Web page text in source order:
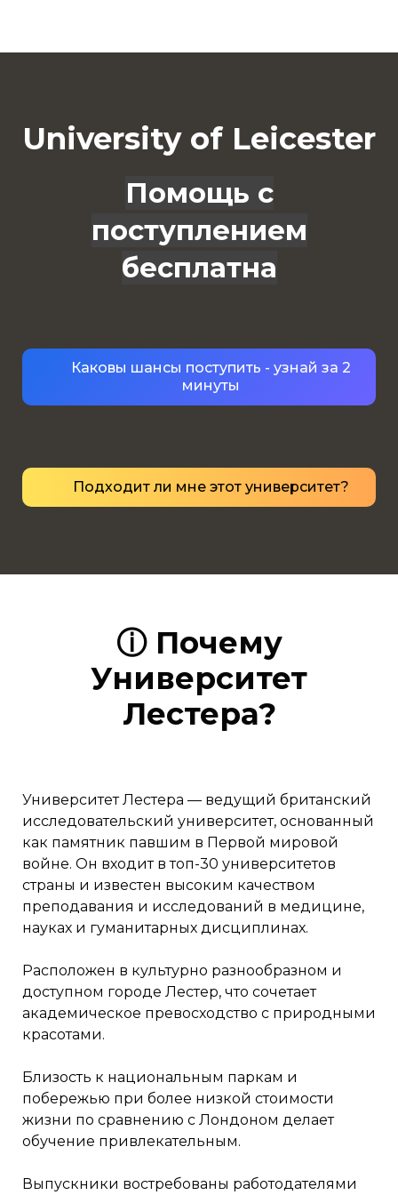
University of Leicester
Помощь с
поступлением
бесплатна
Каковы шансы поступить - узнай за 2
минуты
Подходит ли мне этот университет?
ⓘ Почему
Университет
Лестера?
Университет Лестера — ведущий британский
исследовательский университет, основанный
как памятник павшим в Первой мировой
войне. Он входит в топ-30 университетов
страны и известен высоким качеством
преподавания и исследований в медицине,
науках и гуманитарных дисциплинах.
Расположен в культурно разнообразном и
доступном городе Лестер, что сочетает
академическое превосходство с природными
красотами.
Близость к национальным паркам и
побережью при более низкой стоимости
жизни по сравнению с Лондоном делает
обучение привлекательным.
Выпускники востребованы работодателями